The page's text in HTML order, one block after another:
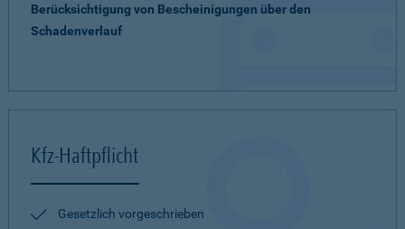
Berücksichtigung von Bescheinigungen über den
Schadenverlauf
Kfz-Haftpflicht
Gesetzlich vorgeschrieben